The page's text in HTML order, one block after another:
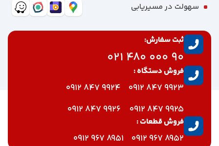
سهولت در مسیریابی
ثبت سفارش:
90 000 480 021
فروش دستگاه :
9923 847 0912
9924 847 0912
9925 847 0912
9926 847 0912
فروش قطعات :
8952 967 0912
8951 967 0912